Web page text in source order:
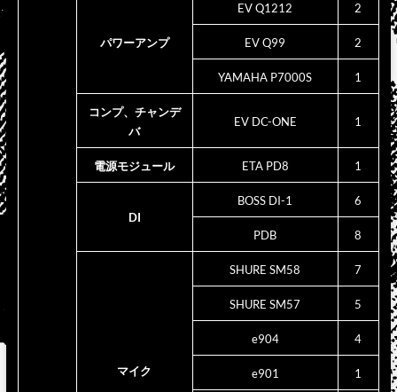
パワーアンプ
EV Q1212 2
EV Q99 2
YAMAHA P7000S 1
コンプ、チャンデ
バ
EV DC-ONE 1
電源モジュール ETA PD8 1
DI
BOSS DI-1 6
PDB 8
マイク
SHURE SM58 7
SHURE SM57 5
e904 4
e901 1